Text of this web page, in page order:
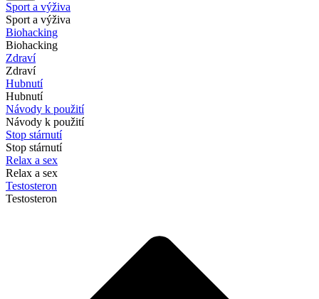
Sport a výživa
Sport a výživa
Biohacking
Biohacking
Zdraví
Zdraví
Hubnutí
Hubnutí
Návody k použití
Návody k použití
Stop stárnutí
Stop stárnutí
Relax a sex
Relax a sex
Testosteron
Testosteron